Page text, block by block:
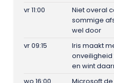
vr 11:00
Niet overal
sommige
wel door
vr 09:15
Iris maakt
en wint